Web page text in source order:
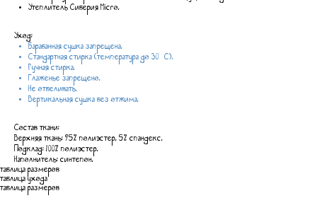
Утеплитель Сиберия Micro.
Уход:
Барабанная сушка запрещена.
Стандартная стирка (температура до 30 °C).
Ручная стирка.
Глаженье запрещено.
Не отбеливать.
Вертикальная сушка без отжима.
Состав ткани:
Верхняя ткань: 95% полиэстер, 5% спандекс.
Подклад: 100% полиэстер.
Наполнитель: синтепон.
таблица размеров
таблица ухода
таблица размеров